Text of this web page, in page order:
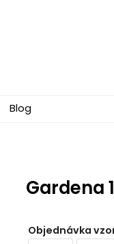
Blog
Gardena
Objednávka